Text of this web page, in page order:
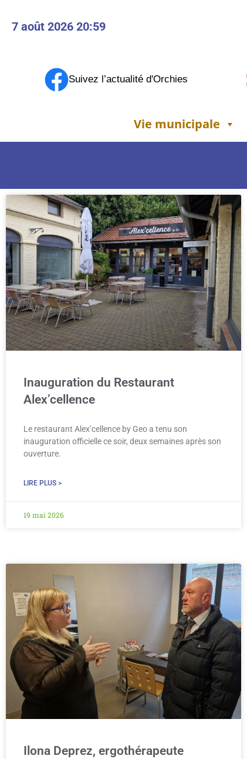
7 août 2026 20:59
Suivez l’actualité d'Orchies
Vie municipale
Inauguration du Restaurant
Alex’cellence
Le restaurant Alex’cellence by Geo a tenu son
inauguration officielle ce soir, deux semaines après son
ouverture.
LIRE PLUS >
19 mai 2026
Ilona Deprez, ergothérapeute